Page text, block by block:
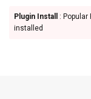
Plugin Install
:
installed